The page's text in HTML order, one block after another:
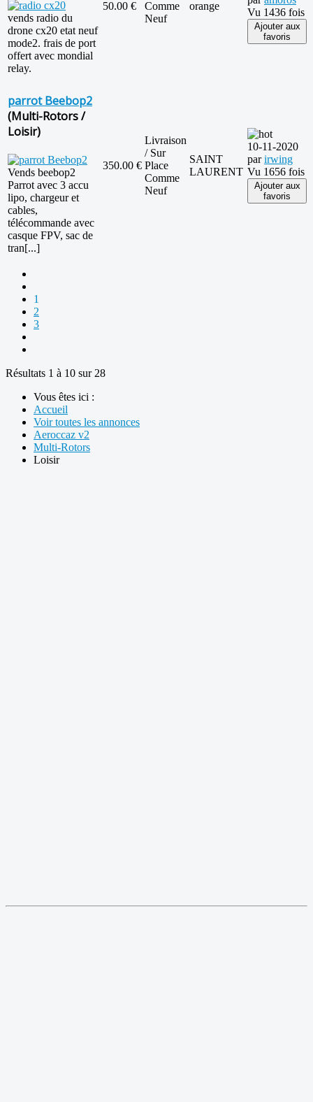
vends radio du
drone cx20 etat neuf
mode2. frais de port
offert avec mondial
relay.
50.00 €
Comme
Neuf
orange
Vu 1436 fois
Ajouter aux
favoris
parrot Beebop2
(Multi-Rotors /
Loisir)
Vends beebop2
Parrot avec 3 accu
lipo, chargeur et
cables,
télécommande avec
casque FPV, sac de
tran[...]
350.00 €
Livraison
/ Sur
Place
Comme
Neuf
SAINT
LAURENT
10-11-2020
parirwing
Vu 1656 fois
Ajouter aux
favoris
1
2
3
Résultats 1 à 10 sur 28
Vous êtes ici :
Accueil
Voir toutes les annonces
Aeroccaz v2
Multi-Rotors
Loisir